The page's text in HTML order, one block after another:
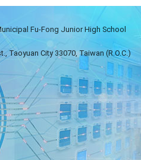
Fu-Fong Junior High School
Taoyuan City 33070, Taiwan (R.O.C.)